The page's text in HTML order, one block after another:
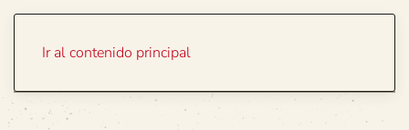
Ir al contenido principal